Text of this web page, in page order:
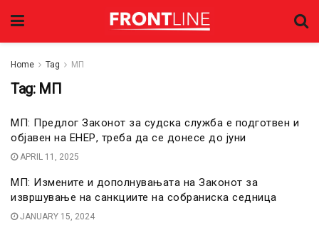
Home Tag МП
Tag: МП
МП: Предлог Законот за судска служба е подготвен и
објавен на ЕНЕР, треба да се донесе до јуни
APRIL 11, 2025
МП: Измените и дополнувањата на Законот за
извршување на санкциите на собраниска седница
JANUARY 15, 2024